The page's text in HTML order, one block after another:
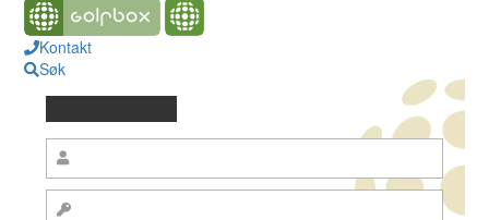
Kontakt
Søk